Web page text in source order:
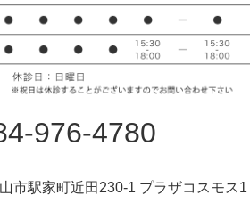
976-4780
市駅家町近田230-1 プラザコスモス1